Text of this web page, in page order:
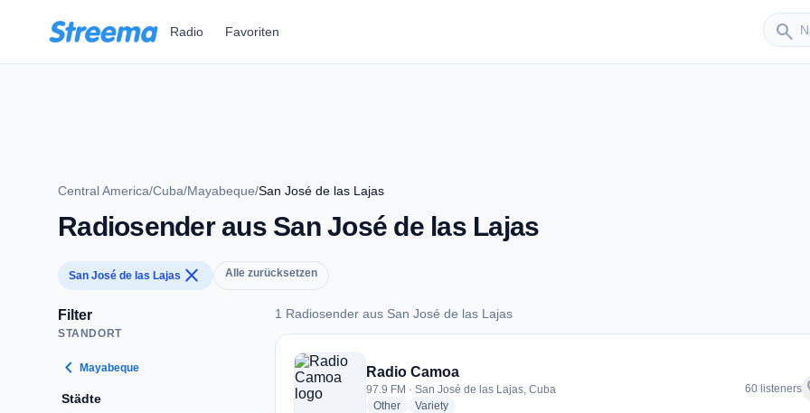
Radio Favoriten search
Sender
Central America/Cuba/Mayabeque/San José de las Lajas
Radiosender aus San José de las Lajas
San José de las Lajas close Alle zurücksetzen
Filter
STANDORT
chevron_left Mayabeque
Städte
1 Radiosender aus San José de las Lajas
1 Radiosender aus San José de las Lajas
Radio Camoa
97.9 FM · San José de las Lajas, Cuba
Otherradio stations
Varietyradio stations
60 listeners